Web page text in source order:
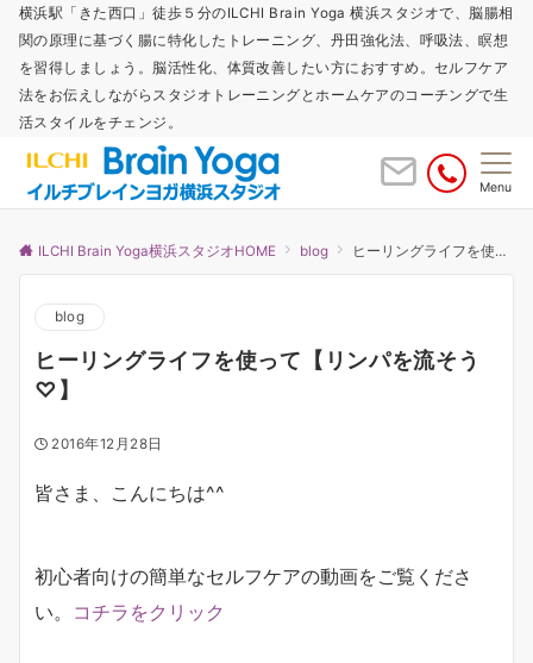
横浜駅「きた西口」徒歩５分のILCHI Brain Yoga 横浜スタジオで、脳腸相
関の原理に基づく腸に特化したトレーニング、丹田強化法、呼吸法、瞑想
を習得しましょう。脳活性化、体質改善したい方におすすめ。セルフケア
法をお伝えしながらスタジオトレーニングとホームケアのコーチングで生
活スタイルをチェンジ。
Menu
ILCHI Brain Yoga横浜スタジオHOME blog ヒーリングライフを使って【リンパを流そう♡】
blog
ヒーリングライフを使って【リンパを流そう
♡】
2016年12月28日
皆さま、こんにちは^^
初心者向けの簡単なセルフケアの動画をご覧くださ
い。 コチラをクリック